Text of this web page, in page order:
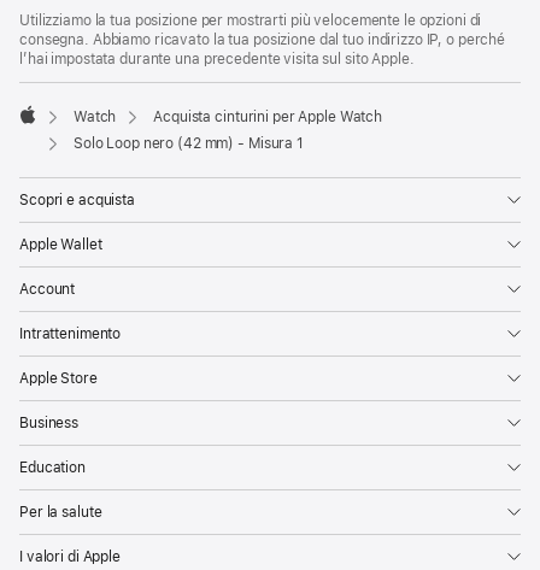
Utilizziamo la tua posizione per mostrarti più velocemente le opzioni di
consegna. Abbiamo ricavato la tua posizione dal tuo indirizzo IP, o perché
l’hai impostata durante una precedente visita sul sito Apple.
Apple
Watch
Acquista cinturini per Apple Watch
Solo Loop nero (42 mm) - Misura 1
Scopri e acquista
Apple Wallet
Account
Intrattenimento
Apple Store
Business
Education
Per la salute
I valori di Apple